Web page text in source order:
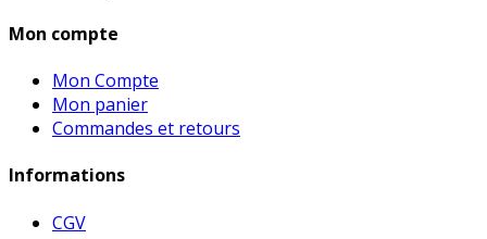
Mon compte
Mon Compte
Mon panier
Commandes et retours
Informations
CGV